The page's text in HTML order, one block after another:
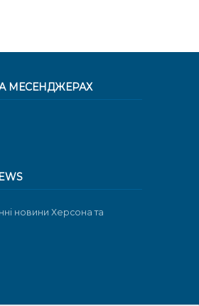
МЕСЕНДЖЕРАХ
новини Херсона та